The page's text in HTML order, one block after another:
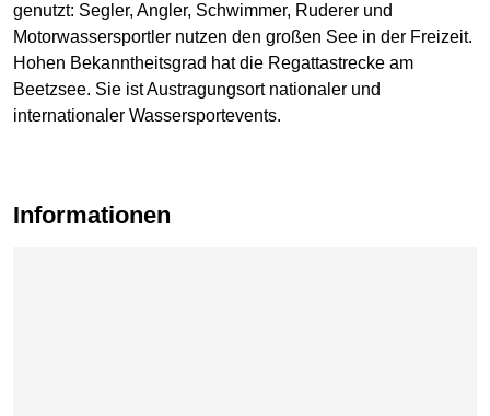
genutzt: Segler, Angler, Schwimmer, Ruderer und
Motorwassersportler nutzen den großen See in der Freizeit.
Hohen Bekanntheitsgrad hat die Regattastrecke am
Beetzsee. Sie ist Austragungsort nationaler und
internationaler Wassersportevents.
Informationen